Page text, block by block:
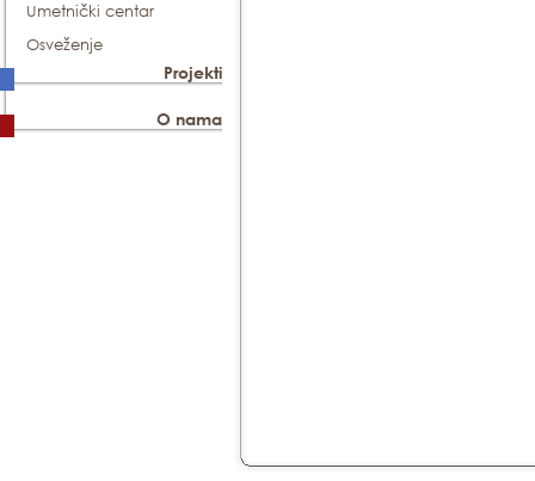
Umetnički centar
Osveženje
Projekti
O nama